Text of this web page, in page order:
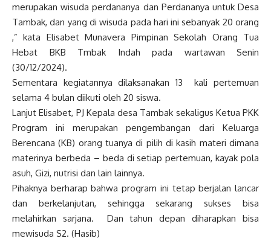
merupakan wisuda perdananya dan Perdananya untuk Desa
Tambak, dan yang di wisuda pada hari ini sebanyak 20 orang
,” kata Elisabet Munavera Pimpinan Sekolah Orang Tua
Hebat BKB Tmbak Indah pada wartawan Senin
(30/12/2024).
Sementara kegiatannya dilaksanakan 13 kali pertemuan
selama 4 bulan diikuti oleh 20 siswa.
Lanjut Elisabet, PJ Kepala desa Tambak sekaligus Ketua PKK
Program ini merupakan pengembangan dari Keluarga
Berencana (KB) orang tuanya di pilih di kasih materi dimana
materinya berbeda – beda di setiap pertemuan, kayak pola
asuh, Gizi, nutrisi dan lain lainnya.
Pihaknya berharap bahwa program ini tetap berjalan lancar
dan berkelanjutan, sehingga sekarang sukses bisa
melahirkan sarjana. Dan tahun depan diharapkan bisa
mewisuda S2. (Hasib)